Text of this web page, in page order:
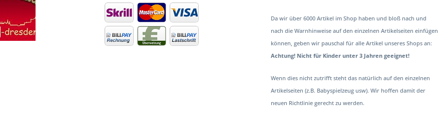
Da wir über 6000 Artikel im Shop haben und bloß nach und
nach die Warnhinweise auf den einzelnen Artikelseiten einfügen
können, geben wir pauschal für alle Artikel unseres Shops an:
Achtung! Nicht für Kinder unter 3 Jahren geeignet!
Wenn dies nicht zutrifft steht das natürlich auf den einzelnen
Artikelseiten (z.B. Babyspielzeug usw). Wir hoffen damit der
neuen Richtlinie gerecht zu werden.